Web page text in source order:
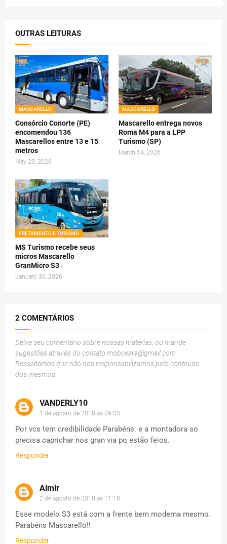
OUTRAS LEITURAS
MASCARELLO
Consórcio Conorte (PE)
encomendou 136
Mascarellos entre 13 e 15
metros
May 23, 2026
MASCARELLO
Mascarello entrega novos
Roma M4 para a LPP
Turismo (SP)
March 14, 2026
FRETAMENTO E TURISMO
MS Turismo recebe seus
micros Mascarello
GranMicro S3
January 30, 2026
2 COMENTÁRIOS
Deixe seu comentário sobre nossas matérias, ou mande
sugestões através do contato mobceara@gmail.com
Ressaltamos que não nos responsabilizamos pelo conteúdo
dos mesmos.
VANDERLY10
1 de agosto de 2018 às 09:03
Por vcs tem credibilidade Parabéns. e a montadora so
precisa caprichar nos gran via pq estão feios.
Responder
Almir
2 de agosto de 2018 às 11:18
Esse modelo S3 está com a frente bem moderna mesmo.
Parabéns Mascarello!!
Responder